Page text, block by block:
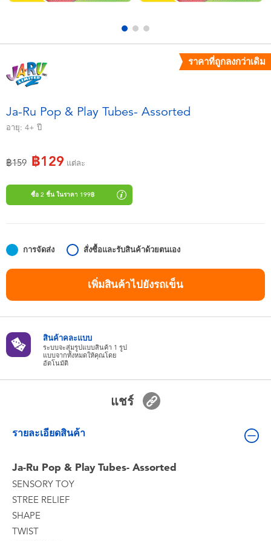
กิจกรรมกลางแจ้งและกีฬา
ของเล่นนุ่มนิ่ม
ไอเทมฤดูร้อน
ของเล่นสำหรับเด็กทารกและวัยหัดเดิน
กล่องสุ่ม
ตัวละครเพี่อการสะสม
แกดเจ็ต
ราคาที่ถูกลงกว่าเดิม
Ja-Ru Pop & Play Tubes- Assorted
อายุ: 4+ ปี
ลดราคาจาก
฿159ถึง฿129 แต่ละ
ซื้อ 2 ชิ้น ในราคา 199฿
การจัดส่ง สั่งซื้อและรับสินค้าด้วยตนเอง
เพิ่มสินค้าไปยังรถเข็น
สินค้าคละแบบ
ระบบจะสุ่มรูปแบบสินค้า 1 รูป
แบบจากทั้งหมดให้คุณโดย
อัตโนมัติ
แชร์
รายละเอียดสินค้า
Ja-Ru Pop & Play Tubes- Assorted
SENSORY TOY
STREE RELIEF
SHAPE
TWIST